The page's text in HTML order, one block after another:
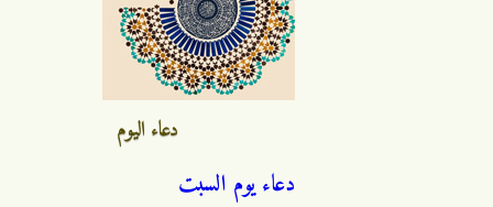
دعاء اليوم
دعاء يوم السبت